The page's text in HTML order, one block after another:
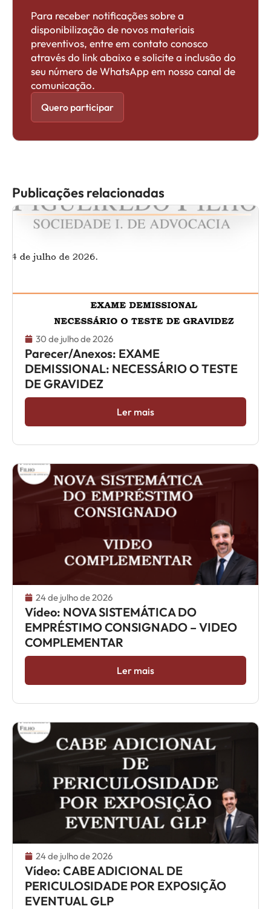
Para receber notificações sobre a
disponibilização de novos materiais
preventivos, entre em contato conosco
através do link abaixo e solicite a inclusão do
seu número de WhatsApp em nosso canal de
comunicação.
Quero participar
Publicações relacionadas
30 de julho de 2026
Parecer/Anexos: EXAME
DEMISSIONAL: NECESSÁRIO O TESTE
DE GRAVIDEZ
Ler mais
24 de julho de 2026
Vídeo: NOVA SISTEMÁTICA DO
EMPRÉSTIMO CONSIGNADO – VIDEO
COMPLEMENTAR
Ler mais
24 de julho de 2026
Vídeo: CABE ADICIONAL DE
PERICULOSIDADE POR EXPOSIÇÃO
EVENTUAL GLP